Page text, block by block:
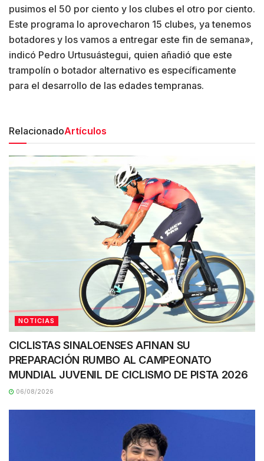
pusimos el 50 por ciento y los clubes el otro por ciento.
Este programa lo aprovecharon 15 clubes, ya tenemos
botadores y los vamos a entregar este fin de semana»,
indicó Pedro Urtusuástegui, quien añadió que este
trampolín o botador alternativo es específicamente
para el desarrollo de las edades tempranas.
RelacionadoArtículos
NOTICIAS
CICLISTAS SINALOENSES AFINAN SU
PREPARACIÓN RUMBO AL CAMPEONATO
MUNDIAL JUVENIL DE CICLISMO DE PISTA 2026
06/08/2026